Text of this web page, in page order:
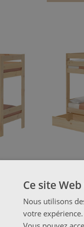
326,99 € LORE
Lit
Ce site
Nous utilisons
votre expérience.